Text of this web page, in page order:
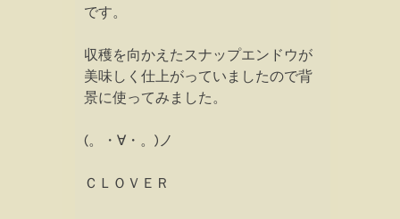
です。
収穫を向かえたスナップエンドウが
美味しく仕上がっていましたので背
景に使ってみました。
(。・∀・。)ノ
ＣＬＯＶＥＲ